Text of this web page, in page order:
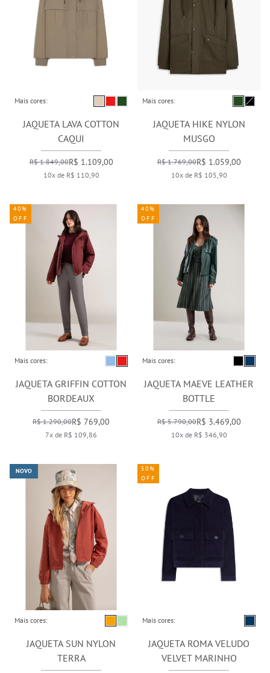
Mais cores:
JAQUETA LAVA COTTON
CAQUI
R$ 1.849,00R$ 1.109,00
10x de R$ 110,90
Mais cores:
JAQUETA HIKE NYLON
MUSGO
R$ 1.769,00R$ 1.059,00
10x de R$ 105,90
Mais cores:
JAQUETA GRIFFIN COTTON
BORDEAUX
R$ 1.290,00R$ 769,00
7x de R$ 109,86
40%
OFF
Mais cores:
JAQUETA MAEVE LEATHER
BOTTLE
R$ 5.790,00R$ 3.469,00
10x de R$ 346,90
40%
OFF
Mais cores:
JAQUETA SUN NYLON
TERRA
NOVO
Mais cores:
JAQUETA ROMA VELUDO
VELVET MARINHO
50%
OFF